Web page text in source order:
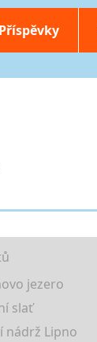
Příspěvky
jezero
slať
nádrž Lipno